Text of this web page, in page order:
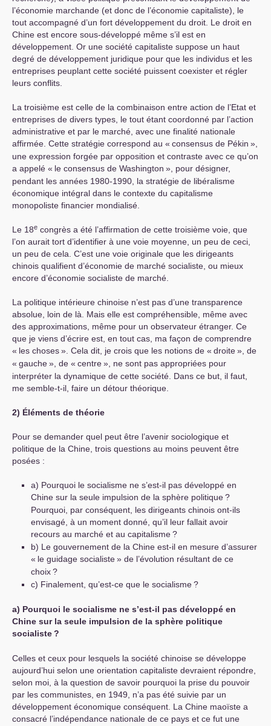
l’économie marchande (et donc de l’économie capitaliste), le
tout accompagné d’un fort développement du droit. Le droit en
Chine est encore sous-développé même s’il est en
développement. Or une société capitaliste suppose un haut
degré de développement juridique pour que les individus et les
entreprises peuplant cette société puissent coexister et régler
leurs conflits.
La troisième est celle de la combinaison entre action de l’Etat et
entreprises de divers types, le tout étant coordonné par l’action
administrative et par le marché, avec une finalité nationale
affirmée. Cette stratégie correspond au « consensus de Pékin »,
une expression forgée par opposition et contraste avec ce qu’on
a appelé « le consensus de Washington », pour désigner,
pendant les années 1980-1990, la stratégie de libéralisme
économique intégral dans le contexte du capitalisme
monopoliste financier mondialisé.
Le 18e congrès a été l’affirmation de cette troisième voie, que
l’on aurait tort d’identifier à une voie moyenne, un peu de ceci,
un peu de cela. C’est une voie originale que les dirigeants
chinois qualifient d’économie de marché socialiste, ou mieux
encore d’économie socialiste de marché.
La politique intérieure chinoise n’est pas d’une transparence
absolue, loin de là. Mais elle est compréhensible, même avec
des approximations, même pour un observateur étranger. Ce
que je viens d’écrire est, en tout cas, ma façon de comprendre
« les choses». Cela dit, je crois que les notions de « droite», de
« gauche», de « centre», ne sont pas appropriées pour
interpréter la dynamique de cette société. Dans ce but, il faut,
me semble-t-il, faire un détour théorique.
2) Éléments de théorie
Pour se demander quel peut être l’avenir sociologique et
politique de la Chine, trois questions au moins peuvent être
posées :
a) Pourquoi le socialisme ne s’est-il pas développé en
Chine sur la seule impulsion de la sphère politique?
Pourquoi, par conséquent, les dirigeants chinois ont-ils
envisagé, à un moment donné, qu’il leur fallait avoir
recours au marché et au capitalisme?
b) Le gouvernement de la Chine est-il en mesure d’assurer
« le guidage socialiste» de l’évolution résultant de ce
choix?
c) Finalement, qu’est-ce que le socialisme?
a) Pourquoi le socialisme ne s’est-il pas développé en
Chine sur la seule impulsion de la sphère politique
socialiste?
Celles et ceux pour lesquels la société chinoise se développe
aujourd’hui selon une orientation capitaliste devraient répondre,
selon moi, à la question de savoir pourquoi la prise du pouvoir
par les communistes, en 1949, n’a pas été suivie par un
développement économique conséquent. La Chine maoïste a
consacré l’indépendance nationale de ce pays et ce fut une